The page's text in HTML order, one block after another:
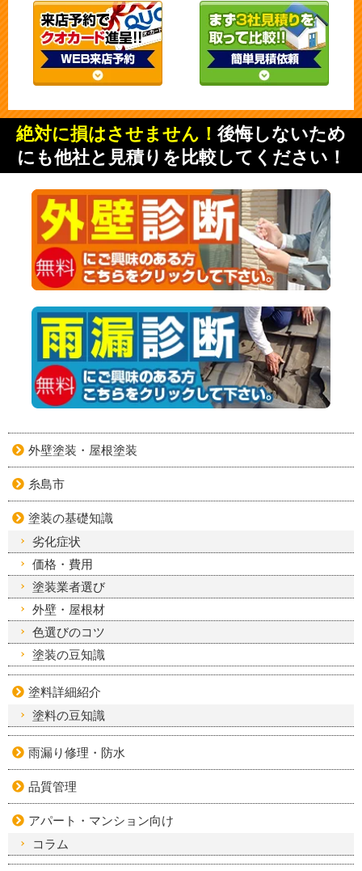
絶対に損はさせません！ 後悔しないため
にも他社と見積りを比較してください！
外壁塗装・屋根塗装
糸島市
塗装の基礎知識
劣化症状
価格・費用
塗装業者選び
外壁・屋根材
色選びのコツ
塗装の豆知識
塗料詳細紹介
塗料の豆知識
雨漏り修理・防水
品質管理
アパート・マンション向け
コラム